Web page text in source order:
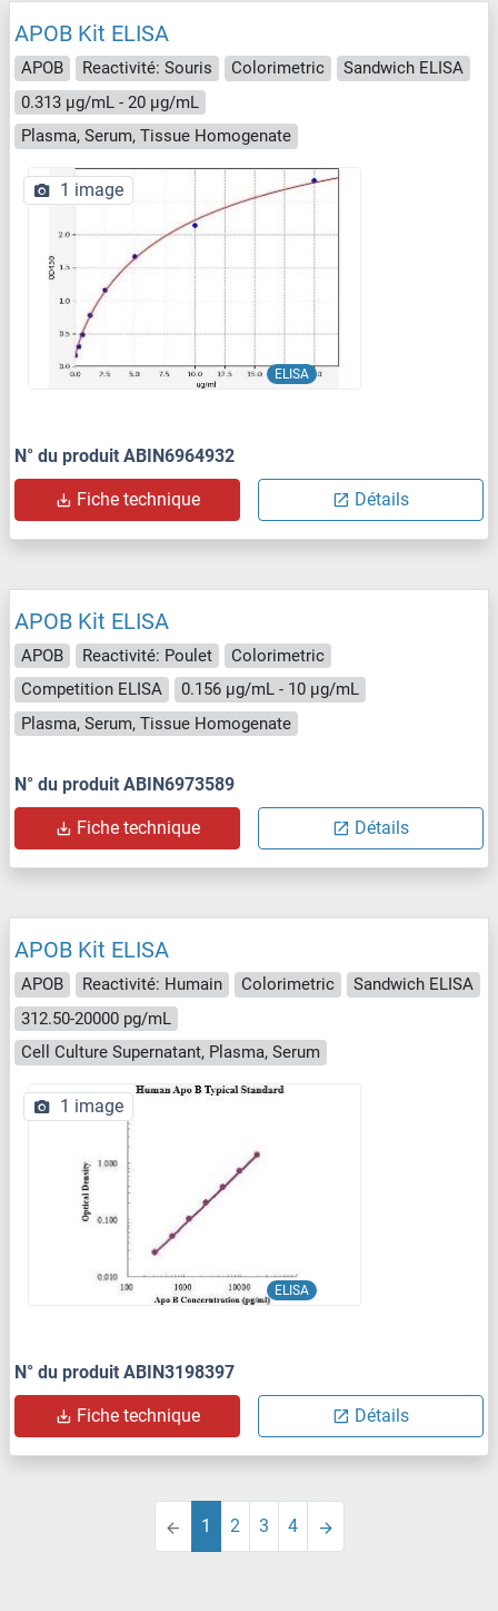
APOB Kit ELISA
APOB Reactivité: Souris Colorimetric
Sandwich ELISA
0.313 μg/mL - 20 μg/mL
Plasma, Serum, Tissue Homogenate
ELISA
1 image
N° du produit ABIN6964932
Fiche technique Détails
APOB Kit ELISA
APOB Reactivité: Poulet
Colorimetric
Competition ELISA
0.156 μg/mL - 10 μg/mL
Plasma, Serum, Tissue Homogenate
N° du produit ABIN6973589
Fiche technique Détails
APOB Kit ELISA
APOB Reactivité: Humain Colorimetric
Sandwich ELISA
312.50-20000 pg/mL
Cell Culture Supernatant, Plasma, Serum
ELISA
1 image
N° du produit ABIN3198397
Fiche technique Détails
1 2 3 4